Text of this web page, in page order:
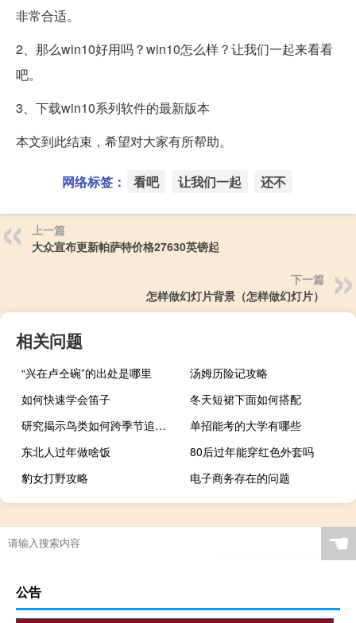
非常合适。
2、那么win10好用吗？win10怎么样？让我们一起来看看
吧。
3、下载win10系列软件的最新版本
本文到此结束，希望对大家有所帮助。
网络标签： 看吧 让我们一起 还不
上一篇
大众宣布更新帕萨特价格27630英镑起
下一篇
怎样做幻灯片背景（怎样做幻灯片）
相关问题
“兴在卢仝碗”的出处是哪里
汤姆历险记攻略
如何快速学会笛子
冬天短裙下面如何搭配
研究揭示鸟类如何跨季节追踪环境条件
单招能考的大学有哪些
东北人过年做啥饭
80后过年能穿红色外套吗
豹女打野攻略
电子商务存在的问题
☚
公告